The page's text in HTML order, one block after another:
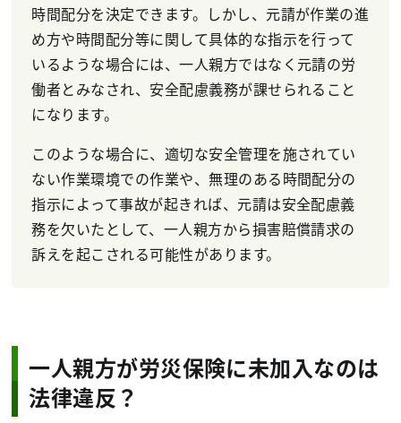
時間配分を決定できます。しかし、元請が作業の進
め方や時間配分等に関して具体的な指示を行って
いるような場合には、一人親方ではなく元請の労
働者とみなされ、安全配慮義務が課せられること
になります。
このような場合に、適切な安全管理を施されてい
ない作業環境での作業や、無理のある時間配分の
指示によって事故が起きれば、元請は安全配慮義
務を欠いたとして、一人親方から損害賠償請求の
訴えを起こされる可能性があります。
一人親方が労災保険に未加入なのは
法律違反？